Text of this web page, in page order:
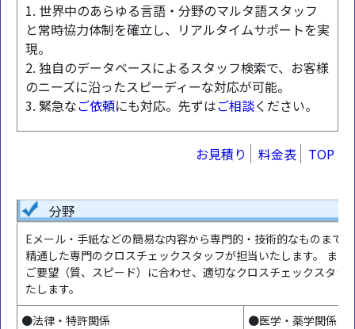
1. 世界中のあらゆる言語・分野のマルタ語スタッフ
と常時協力体制を確立し、リアルタイムサポートを実
現。
2. 独自のデータベースによるスタッフ検索で、お客様
のニーズに沿ったスピーディーな対応が可能。
3. 緊急なご依頼にも対応。先ずはご相談ください。
お見積り 料金表 TOP
分野
Eメール・手紙などの簡易な内容から専門的・技術的なものまで
精通した専門のクロスチェックスタッフが担当いたします。 また
ご要望（質、スピード）に合わせ、適切なクロスチェックスタッ
たします。
●法律・特許関係
●医学・薬学関係